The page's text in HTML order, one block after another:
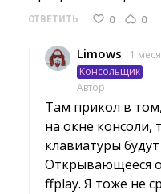
ОТВЕТИТЬ 0 0
Limows
1
Консольщик
Автор
Там прикол в
на окне консоли,
клавиатуры
Открывающееся
ffplay. Я тоже не